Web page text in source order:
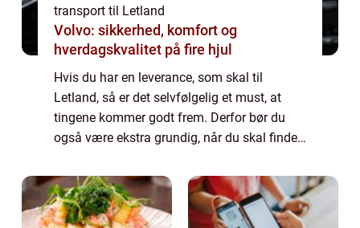
transport til Letland
Volvo: sikkerhed, komfort og
hverdagskvalitet på fire hjul
Hvis du har en leverance, som skal til
Letland, så er det selvfølgelig et must, at
tingene kommer godt frem. Derfor bør du
også være ekstra grundig, når du skal finde
opgaven. For heldigvis findes der forskellige
tr...